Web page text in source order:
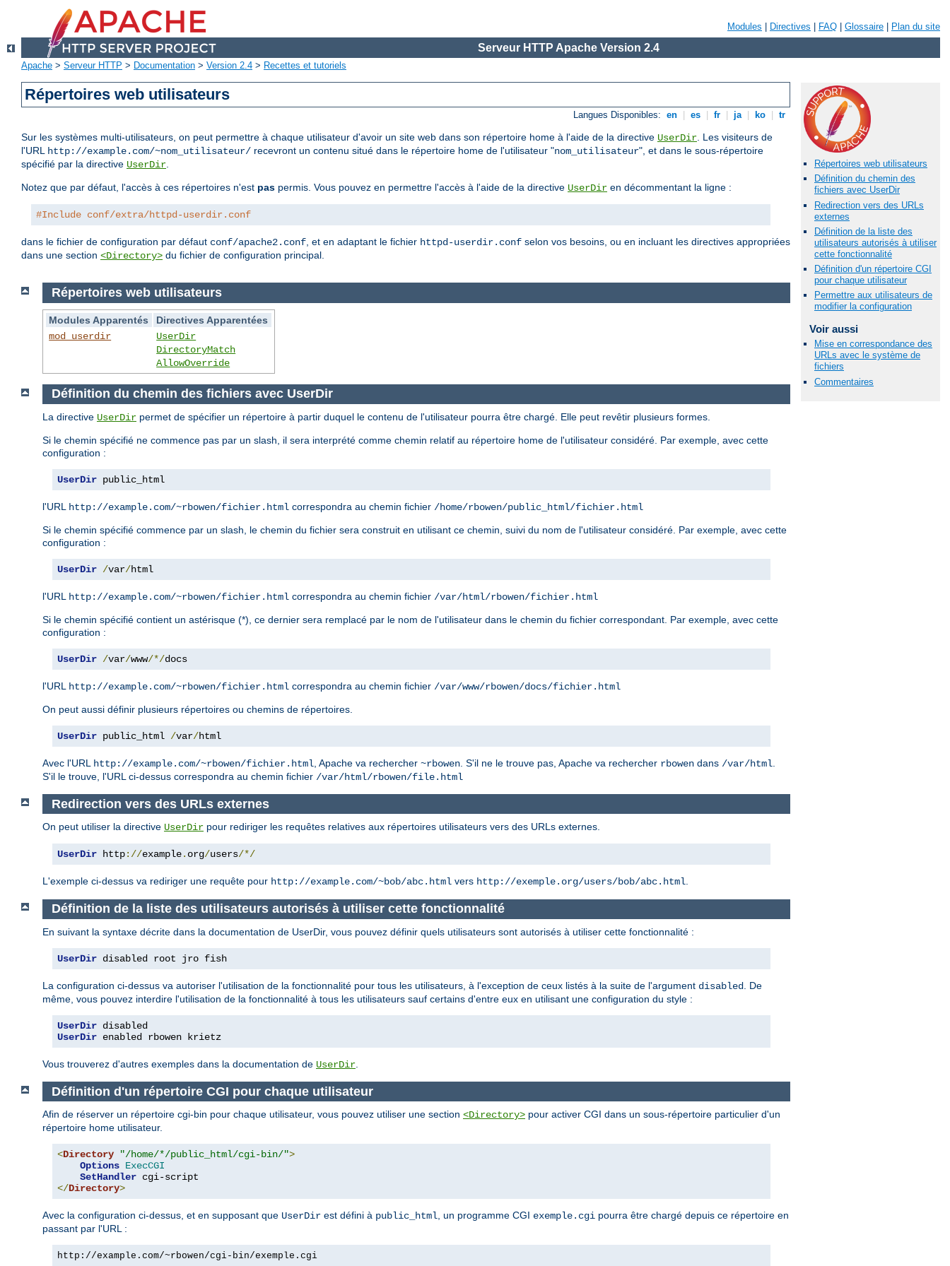
Modules Directives FAQ Glossaire Plan du site
Serveur HTTP Apache Version 2.4
Apache > Serveur HTTP > Documentation > Version 2.4 > Recettes et tutoriels
Répertoires web utilisateurs
Langues Disponibles: en es fr ja ko tr
Sur les systèmes multi-utilisateurs, on peut permettre à chaque utilisateur d'avoir un site web dans son répertoire home à l'aide de la directive UserDir. Les visiteurs de
l'URL http://example.com/~nom_utilisateur/ recevront un contenu situé dans le répertoire home de l'utilisateur "nom_utilisateur", et dans le sous-répertoire
spécifié par la directive UserDir.
Notez que par défaut, l'accès à ces répertoires n'est pas permis. Vous pouvez en permettre l'accès à l'aide de la directive UserDir en décommentant la ligne :
#Include conf/extra/httpd-userdir.conf
dans le fichier de configuration par défaut conf/apache2.conf, et en adaptant le fichier httpd-userdir.conf selon vos besoins, ou en incluant les directives appropriées
dans une section <Directory> du fichier de configuration principal.
Répertoires web utilisateurs
Définition du chemin des
fichiers avec UserDir
Redirection vers des URLs
externes
Définition de la liste des
utilisateurs autorisés à utiliser
cette fonctionnalité
Définition d'un répertoire CGI
pour chaque utilisateur
Permettre aux utilisateurs de
modifier la configuration
Voir aussi
Mise en correspondance des
URLs avec le système de
fichiers
Commentaires
Répertoires web utilisateurs
Modules Apparentés
Directives Apparentées
mod_userdir
UserDir
DirectoryMatch
AllowOverride
Définition du chemin des fichiers avec UserDir
La directive UserDir permet de spécifier un répertoire à partir duquel le contenu de l'utilisateur pourra être chargé. Elle peut revêtir plusieurs formes.
Si le chemin spécifié ne commence pas par un slash, il sera interprété comme chemin relatif au répertoire home de l'utilisateur considéré. Par exemple, avec cette
configuration :
UserDir public_html
l'URL http://example.com/~rbowen/fichier.html correspondra au chemin fichier /home/rbowen/public_html/fichier.html
Si le chemin spécifié commence par un slash, le chemin du fichier sera construit en utilisant ce chemin, suivi du nom de l'utilisateur considéré. Par exemple, avec cette
configuration :
UserDir /var/html
l'URL http://example.com/~rbowen/fichier.html correspondra au chemin fichier /var/html/rbowen/fichier.html
Si le chemin spécifié contient un astérisque (*), ce dernier sera remplacé par le nom de l'utilisateur dans le chemin du fichier correspondant. Par exemple, avec cette
configuration :
UserDir /var/www/*/docs
l'URL http://example.com/~rbowen/fichier.html correspondra au chemin fichier /var/www/rbowen/docs/fichier.html
On peut aussi définir plusieurs répertoires ou chemins de répertoires.
UserDir public_html /var/html
Avec l'URL http://example.com/~rbowen/fichier.html , Apache va rechercher ~rbowen . S'il ne le trouve pas, Apache va rechercher rbowen dans /var/html
S'il le trouve, l'URL ci-dessus correspondra au chemin fichier /var/html/rbowen/file.html
Redirection vers des URLs externes
On peut utiliser la directive UserDir pour rediriger les requêtes relatives aux répertoires utilisateurs vers des URLs externes.
UserDir http://example. org/users/*/
L'exemple ci-dessus va rediriger une requête pour http://example.com/~bob/abc.html vers http://exemple.org/users/bob/abc.html.
Définition de la liste des utilisateurs autorisés à utiliser cette fonctionnalité
En suivant la syntaxe décrite dans la documentation de UserDir, vous pouvez définir quels utilisateurs sont autorisés à utiliser cette fonctionnalité :
UserDir disabled root jro fish
La configuration ci-dessus va autoriser l'utilisation de la fonctionnalité pour tous les utilisateurs, à l'exception de ceux listés à la suite de l'argument disabled
. De
même, vous pouvez interdire l'utilisation de la fonctionnalité à tous les utilisateurs sauf certains d'entre eux en utilisant une configuration du style :
UserDir
UserDir enabled rbowen krietz
Vous trouverez d'autres exemples dans la documentation de UserDir
Définition d'un répertoire CGI pour chaque utilisateur
Afin de réserver un répertoire cgi-bin pour chaque utilisateur, vous pouvez utiliser une section <Directory> pour activer CGI dans un sous-répertoire particulier d'un
répertoire home utilisateur.
<Directory "/home/*/public_html/cgi-bin/">
Options ExecCGI
SetHandler
</Directory>
Avec la configuration ci-dessus, et en supposant que UserDir est défini à public_html, un programme CGI exemple.cgi pourra être chargé depuis ce répertoire en
passant par l'URL :
http://example.com/~rbowen/cgi-bin/exemple.cgi